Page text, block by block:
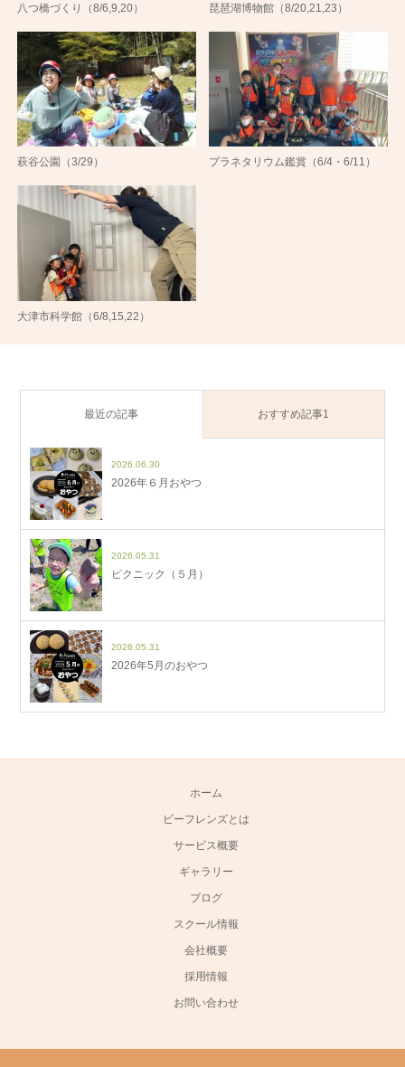
八つ橋づくり（8/6,9,20） 琵琶湖博物館（8/20,21,23）
萩谷公園（3/29） プラネタリウム鑑賞（6/4・6/11）
大津市科学館（6/8,15,22）
最近の記事 おすすめ記事1
2026.06.30
2026年６月おやつ
2026.05.31
ピクニック（５月）
2026.05.31
2026年5月のおやつ
ホーム
ビーフレンズとは
サービス概要
ギャラリー
ブログ
スクール情報
会社概要
採用情報
お問い合わせ